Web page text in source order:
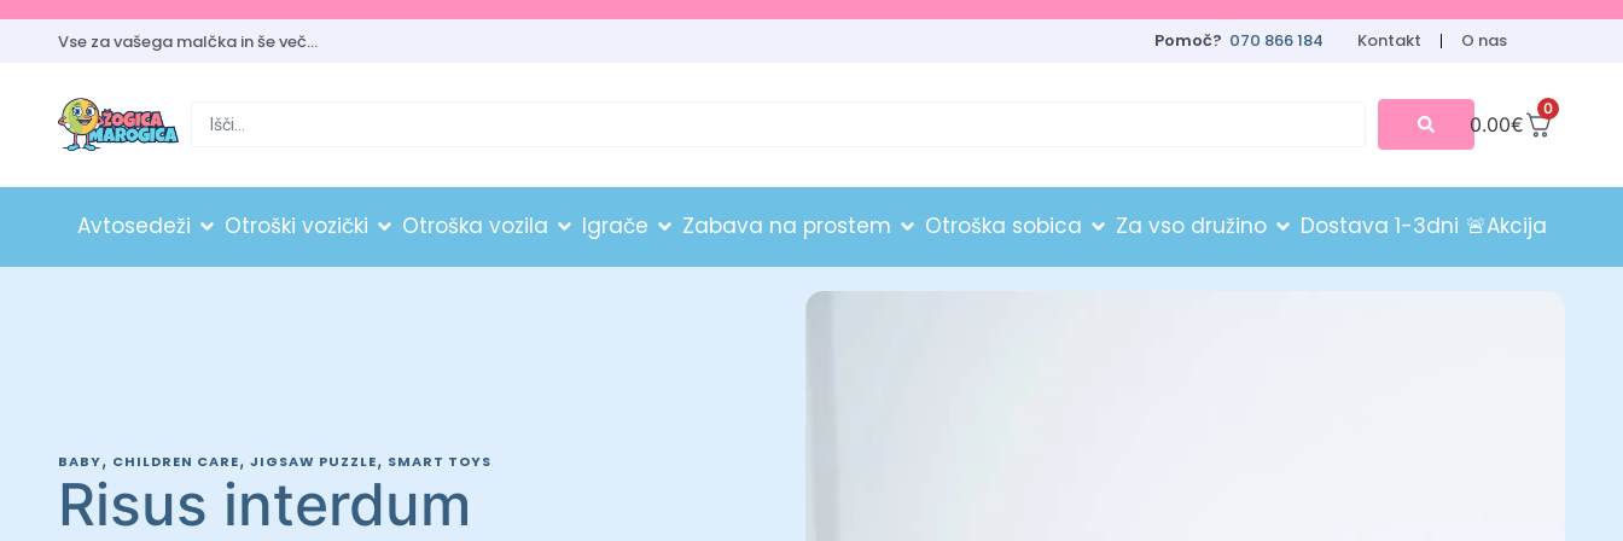
Vse za vašega malčka in še več… Pomoč? 070 866 184 Kontakt O nas
0
0.00€
Avtosedeži Otroški vozički Otroška vozila Igrače Zabava na prostem Otroška sobica Za vso družino Dostava 1-3dni 🚨Akcija
BABY, CHILDREN CARE, JIGSAW PUZZLE, SMART TOYS
Risus interdum